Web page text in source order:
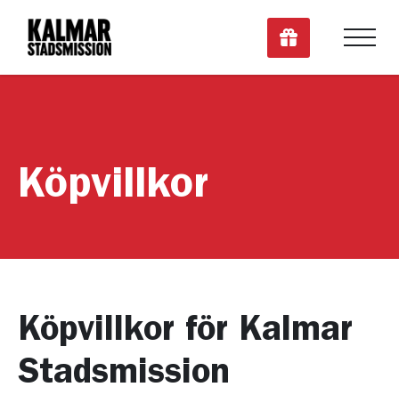
Skänk en
M
Köpvillkor
Köpvillkor för Kalmar
Stadsmission